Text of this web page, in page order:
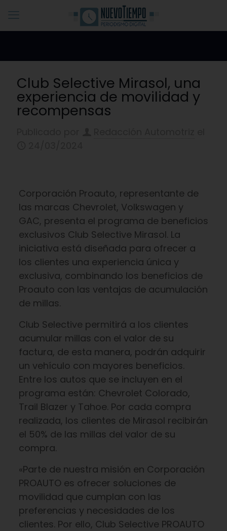
Club Selective Mirasol, una
experiencia de movilidad y
recompensas
Corporación Proauto, representante de
las marcas Chevrolet, Volkswagen y
GAC, presenta el programa de beneficios
exclusivos Club Selective Mirasol. La
iniciativa está diseñada para ofrecer a
los clientes una experiencia única y
exclusiva, combinando los beneficios de
Proauto con las ventajas de acumulación
de millas.
Club Selective permitirá a los clientes
acumular millas con el valor de su
factura, de esta manera, podrán adquirir
un vehículo con mayores beneficios.
Entre los autos que se incluyen en el
programa están: Chevrolet Colorado,
Trail Blazer y Tahoe. Por cada compra
realizada, los clientes de Mirasol recibirán
el 50% de las millas del valor de su
compra.
«Parte de nuestra misión en Corporación
PROAUTO es ofrecer soluciones de
movilidad que cumplan con las
preferencias y necesidades de los
clientes. Por ello, Club Selective PROAUTO